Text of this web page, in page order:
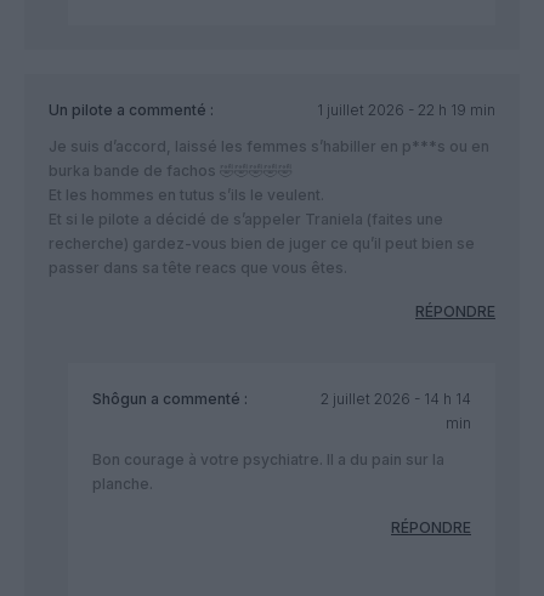
Un pilote a commenté :
1 juillet 2026 - 22 h 19 min
Je suis d’accord, laissé les femmes s’habiller en p***s ou en
burka bande de fachos 🤣🤣🤣🤣🤣
Et les hommes en tutus s’ils le veulent.
Et si le pilote a décidé de s’appeler Traniela (faites une
recherche) gardez-vous bien de juger ce qu’il peut bien se
passer dans sa tête reacs que vous êtes.
RÉPONDRE
Shôgun a commenté :
2 juillet 2026 - 14 h 14
min
Bon courage à votre psychiatre. Il a du pain sur la
planche.
RÉPONDRE